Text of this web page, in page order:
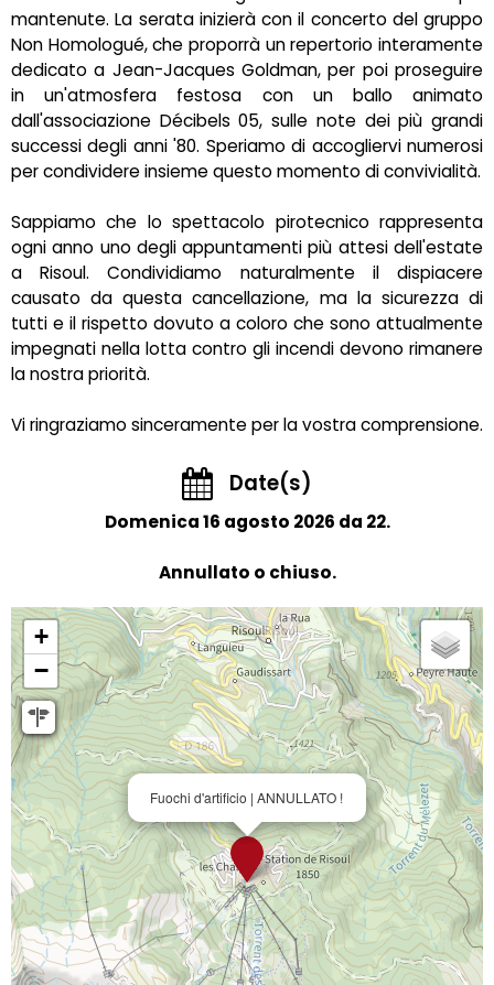
mantenute. La serata inizierà con il concerto del gruppo
Non Homologué, che proporrà un repertorio interamente
dedicato a Jean-Jacques Goldman, per poi proseguire
in un'atmosfera festosa con un ballo animato
dall'associazione Décibels 05, sulle note dei più grandi
successi degli anni '80. Speriamo di accogliervi numerosi
per condividere insieme questo momento di convivialità.
Sappiamo che lo spettacolo pirotecnico rappresenta
ogni anno uno degli appuntamenti più attesi dell'estate
a Risoul. Condividiamo naturalmente il dispiacere
causato da questa cancellazione, ma la sicurezza di
tutti e il rispetto dovuto a coloro che sono attualmente
impegnati nella lotta contro gli incendi devono rimanere
la nostra priorità.
Vi ringraziamo sinceramente per la vostra comprensione.
Date(s)
Domenica 16 agosto 2026 da 22.
Annullato o chiuso.
Fuochi d'artificio | ANNULLATO !
+
−